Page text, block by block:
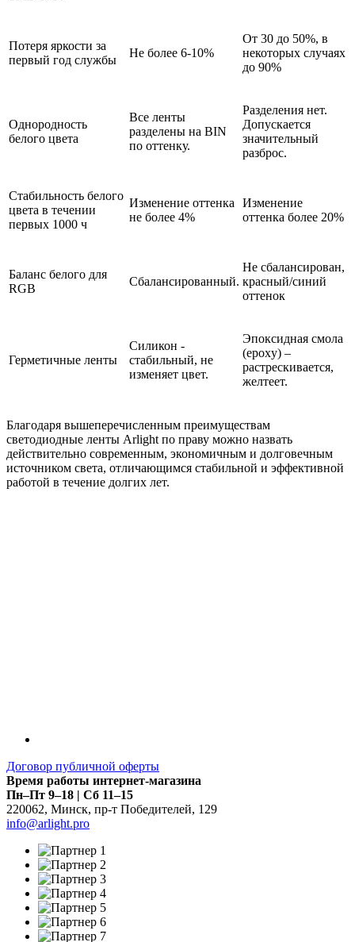
Потеря яркости за
первый год службы
Не более 6-10%
От 30 до 50%, в
некоторых случаях
до 90%
Однородность
белого цвета
Все ленты
разделены на BIN
по оттенку.
Разделения нет.
Допускается
значительный
разброс.
Стабильность белого
цвета в течении
первых 1000 ч
Изменение оттенка
не более 4%
Изменение
оттенка более 20%
Баланс белого для
RGB
Сбалансированный.
Не сбалансирован,
красный/синий
оттенок
Герметичные ленты
Силикон -
стабильный, не
изменяет цвет.
Эпоксидная смола
(epoxy) –
растрескивается,
желтеет.
Благодаря вышеперечисленным преимуществам
светодиодные ленты Arlight по праву можно назвать
действительно современным, экономичным и долговечным
источником света, отличающимся стабильной и эффективной
работой в течение долгих лет.
Договор публичной оферты
Время работы интернет-магазина
Пн–Пт 9–18 | Сб 11–15
220062, Минск, пр-т Победителей, 129
info@arlight.pro